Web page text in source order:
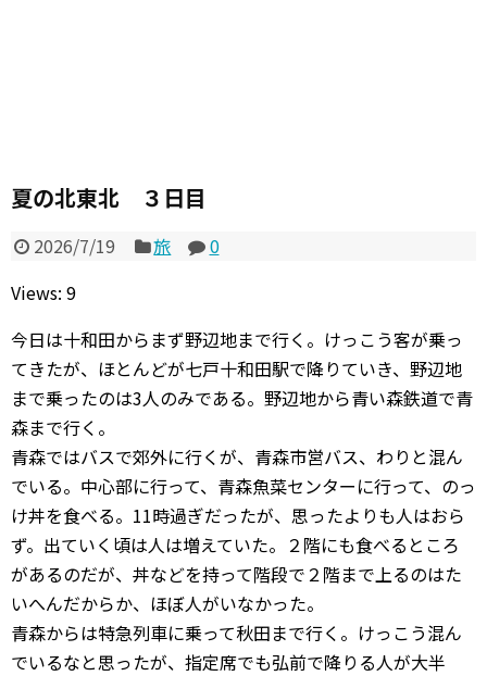
夏の北東北 ３日目
2026/7/19 旅
0
Views: 9
今日は十和田からまず野辺地まで行く。けっこう客が乗っ
てきたが、ほとんどが七戸十和田駅で降りていき、野辺地
まで乗ったのは3人のみである。野辺地から青い森鉄道で青
森まで行く。
青森ではバスで郊外に行くが、青森市営バス、わりと混ん
でいる。中心部に行って、青森魚菜センターに行って、のっ
け丼を食べる。11時過ぎだったが、思ったよりも人はおら
ず。出ていく頃は人は増えていた。２階にも食べるところ
があるのだが、丼などを持って階段で２階まで上るのはた
いへんだからか、ほぼ人がいなかった。
青森からは特急列車に乗って秋田まで行く。けっこう混ん
でいるなと思ったが、指定席でも弘前で降りる人が大半